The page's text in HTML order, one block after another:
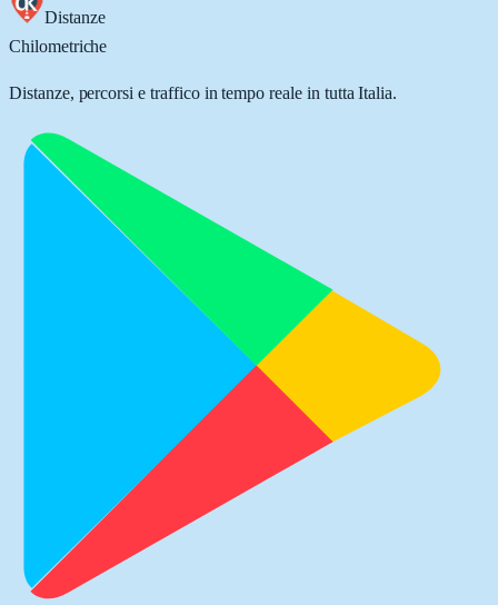
Distanze
Chilometriche
Distanze, percorsi e traffico in tempo reale in tutta Italia.